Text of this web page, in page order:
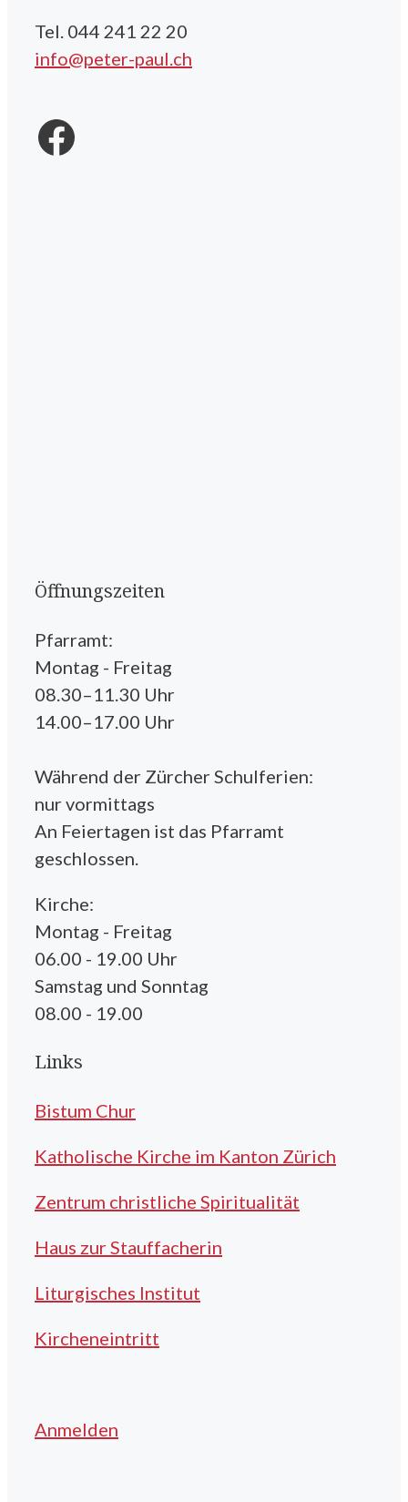
Tel. 044 241 22 20
info@peter-paul.ch
Facebook
Öffnungszeiten
Pfarramt:
Montag - Freitag
08.30–11.30 Uhr
14.00–17.00 Uhr
Während der Zürcher Schulferien:
nur vormittags
An Feiertagen ist das Pfarramt
geschlossen.
Kirche:
Montag - Freitag
06.00 - 19.00 Uhr
Samstag und Sonntag
08.00 - 19.00
Links
Bistum Chur
Katholische Kirche im Kanton Zürich
Zentrum christliche Spiritualität
Haus zur Stauffacherin
Liturgisches Institut
Kircheneintritt
Anmelden